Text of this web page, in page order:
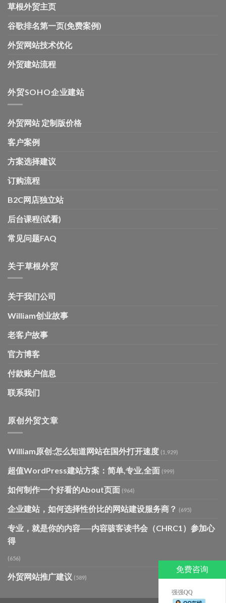
草根外贸主页
谷歌排名第一页(免费案例)
外贸网站技术优化
外贸建站流程
外贸SOHO企业建站
外贸网站 定制版价格
客户案例
方案选择建议
订购流程
B2C网店独立站
后台课程(试看)
常见问题FAQ
关于草根外贸
关于我们公司
William创业故事
老客户故事
官方博客
付款账户信息
联系我们
原创外贸文章
William原创:怎么知道网站在国外打开速度 (1,929)
超值WordPress建站方案：简单,专业,全面 (999)
如何制作一个好看的About页面 (964)
企业建站，如何选择性价比的网站建设服务商？ (695)
专业，就是你的内容──内容骇客读书会（CHRC1）参加心
得
(656)
外贸网站推广建议 (589)
免费咨询
强强QQ